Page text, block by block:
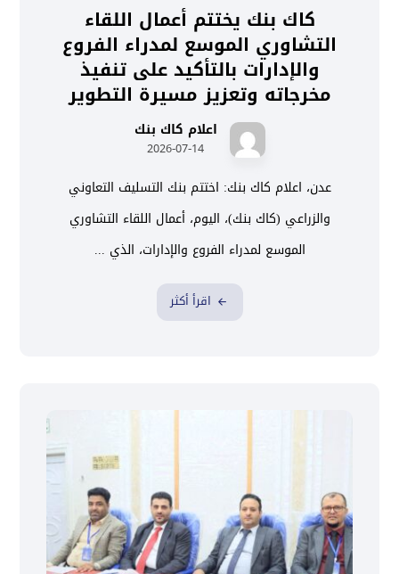
كاك بنك يختتم أعمال اللقاء
التشاوري الموسع لمدراء الفروع
والإدارات بالتأكيد على تنفيذ
مخرجاته وتعزيز مسيرة التطوير
اعلام كاك بنك
2026-07-14
عدن، اعلام كاك بنك: اختتم بنك التسليف التعاوني
والزراعي (كاك بنك)، اليوم، أعمال اللقاء التشاوري
الموسع لمدراء الفروع والإدارات، الذي ...
اقرأ أكثر